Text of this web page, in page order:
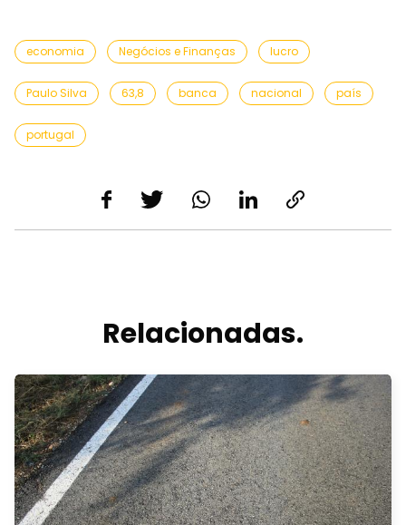
economia Negócios e Finanças lucro
Paulo Silva 63,8 banca nacional país
portugal
Relacionadas.